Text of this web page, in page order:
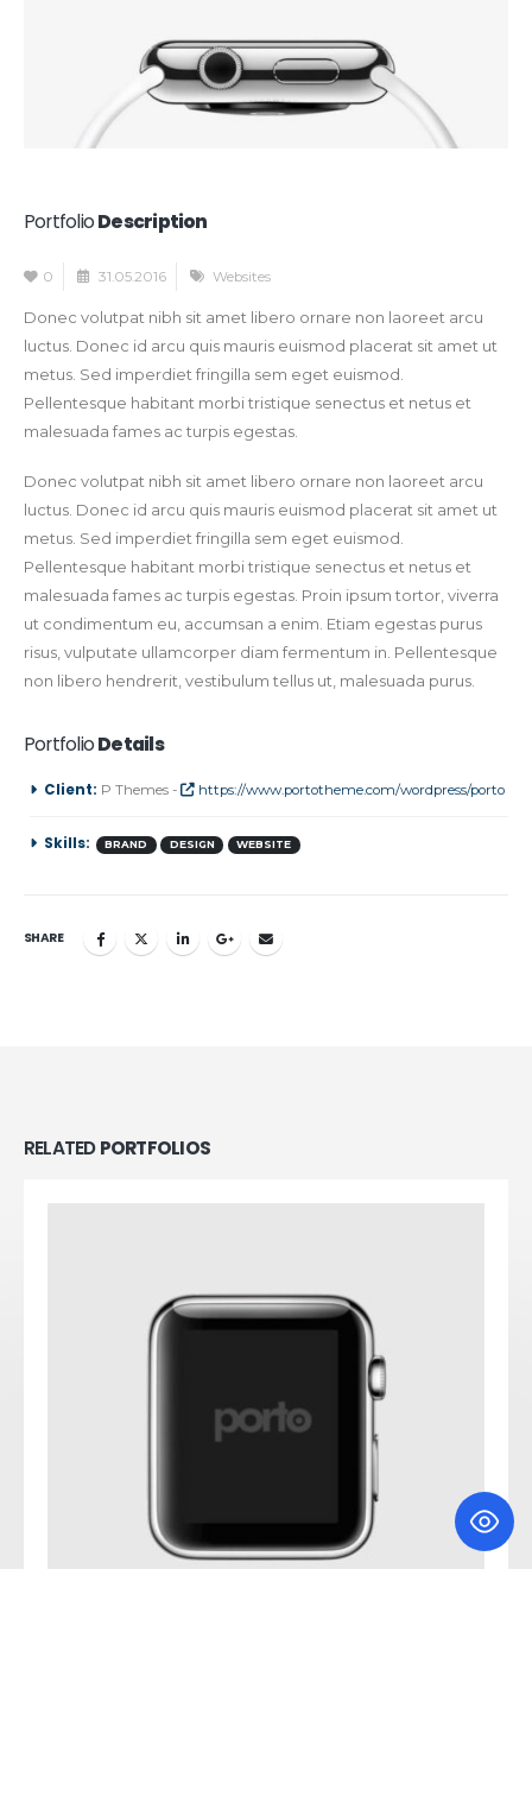
PortfolioDescription
0 31.05.2016 Websites
Donec volutpat nibh sit amet libero ornare non laoreet arcu
luctus. Donec id arcu quis mauris euismod placerat sit amet ut
metus. Sed imperdiet fringilla sem eget euismod.
Pellentesque habitant morbi tristique senectus et netus et
malesuada fames ac turpis egestas.
Donec volutpat nibh sit amet libero ornare non laoreet arcu
luctus. Donec id arcu quis mauris euismod placerat sit amet ut
metus. Sed imperdiet fringilla sem eget euismod.
Pellentesque habitant morbi tristique senectus et netus et
malesuada fames ac turpis egestas. Proin ipsum tortor, viverra
ut condimentum eu, accumsan a enim. Etiam egestas purus
risus, vulputate ullamcorper diam fermentum in. Pellentesque
non libero hendrerit, vestibulum tellus ut, malesuada purus.
PortfolioDetails
Client: P Themes - https://www.portotheme.com/wordpress/porto
Skills: BRAND DESIGN WEBSITE
SHARE
RELATEDPORTFOLIOS